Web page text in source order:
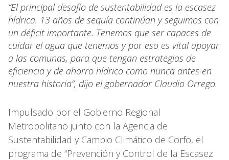
“El principal desafío de sustentabilidad es la escasez
hídrica. 13 años de sequía continúan y seguimos con
un déficit importante. Tenemos que ser capaces de
cuidar el agua que tenemos y por eso es vital apoyar
a las comunas, para que tengan estrategias de
eficiencia y de ahorro hídrico como nunca antes en
nuestra historia”, dijo el gobernador Claudio Orrego.
Impulsado por el Gobierno Regional
Metropolitano junto con la Agencia de
Sustentabilidad y Cambio Climático de Corfo, el
programa de “Prevención y Control de la Escasez